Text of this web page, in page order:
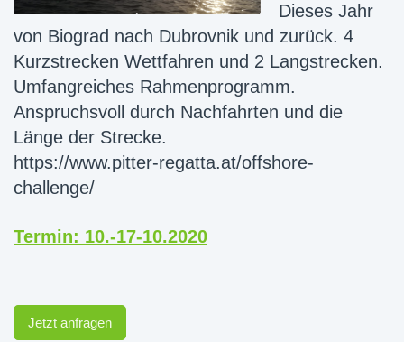
Dieses Jahr
von Biograd nach Dubrovnik und zurück. 4
Kurzstrecken Wettfahren und 2 Langstrecken.
Umfangreiches Rahmenprogramm.
Anspruchsvoll durch Nachfahrten und die
Länge der Strecke.
https://www.pitter-regatta.at/offshore-
challenge/
Termin: 10.-17-10.2020
Jetzt anfragen